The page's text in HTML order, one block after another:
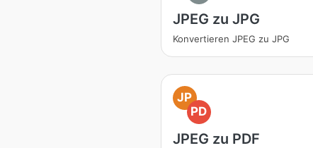
JPEG zu JPG
Konvertieren JPEG zu JPG
JP
PD
JPEG zu PDF